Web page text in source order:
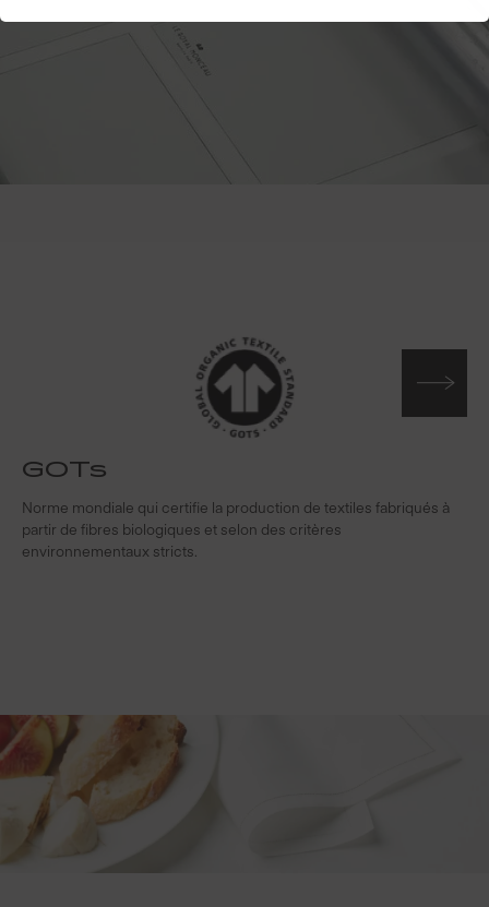
GOTs
Norme mondiale qui certifie la production de textiles fabriqués à
partir de fibres biologiques et selon des critères
environnementaux stricts.